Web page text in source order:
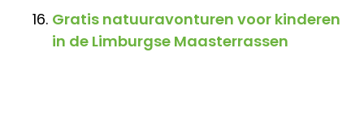
Gratis natuuravonturen voor kinderen
in de Limburgse Maasterrassen